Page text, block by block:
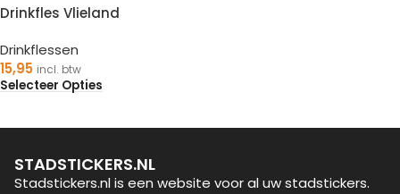
Drinkfles Vlieland
Drinkflessen
15,95 incl. btw
Selecteer Opties
STADSTICKERS.NL
Stadstickers.nl is een website voor al uw stadstickers.